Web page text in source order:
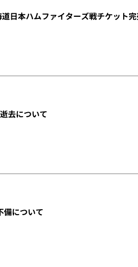
日本ハムファイターズ戦チケット
去について
備について